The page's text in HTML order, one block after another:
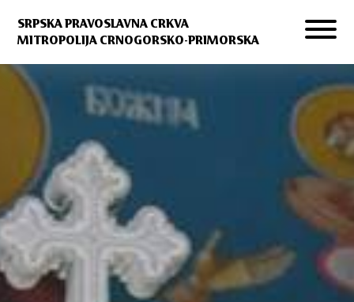
SRPSKA PRAVOSLAVNA CRKVA
MITROPOLIJA CRNOGORSKO-PRIMORSKA